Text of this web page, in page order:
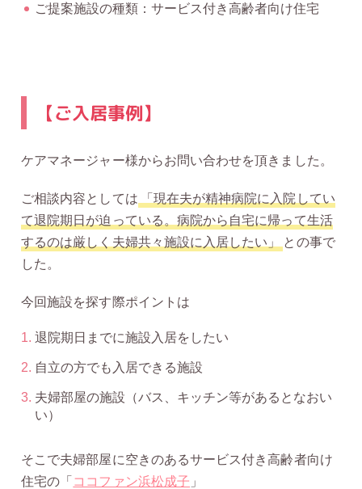
ご提案施設の種類：サービス付き高齢者向け住宅
【ご入居事例】
ケアマネージャー様からお問い合わせを頂きました。
ご相談内容としては
「現在夫が精神病院に入院してい
て退院期日が迫っている。病院から自宅に帰って生活
するのは厳しく夫婦共々施設に入居したい」
との事で
した。
今回施設を探す際ポイントは
退院期日までに施設入居をしたい
自立の方でも入居できる施設
夫婦部屋の施設（バス、キッチン等があるとなおい
い）
そこで夫婦部屋に空きのあるサービス付き高齢者向け
住宅の「 ココファン浜松成子 」